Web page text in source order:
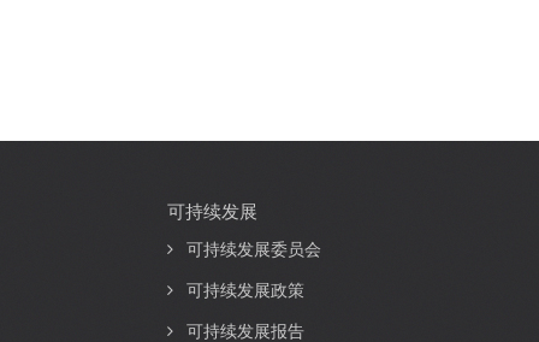
可持续发展
可持续发展委员会
可持续发展政策
可持续发展报告